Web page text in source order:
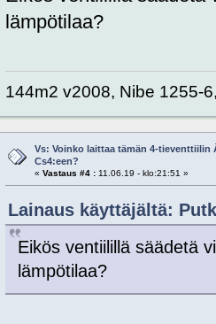
lämpötilaa?
144m2 v2008, Nibe 1255-
Vs: Voinko laittaa tämän 4-tieventtiilin
Cs4:een?
« Vastaus #4 :11.06.19 - klo:21:51 »
Lainaus käyttäjältä:
Eikös ventiilillä säädetä
lämpötilaa?